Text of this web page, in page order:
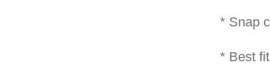
* Snap
* Best